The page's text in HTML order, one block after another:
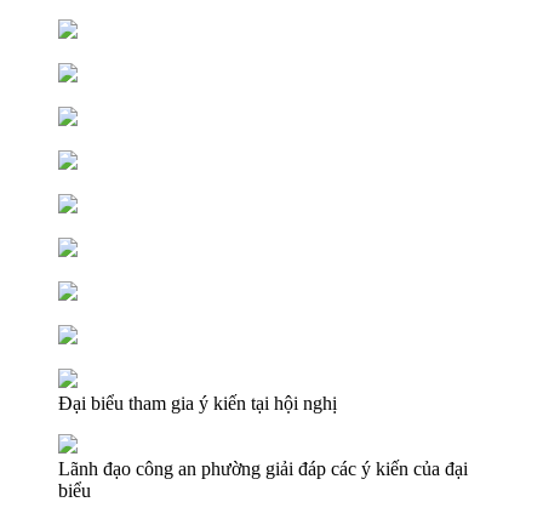
Đại biểu tham gia ý kiến tại hội nghị
Lãnh đạo công an phường giải đáp các ý kiến của đại
biểu